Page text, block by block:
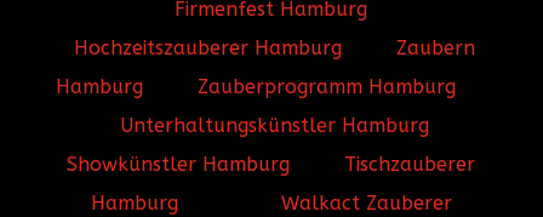
Firmenfest Hamburg
Hochzeitszauberer Hamburg
Zaubern
Hamburg
Zauberprogramm Hamburg
Unterhaltungskünstler Hamburg
Showkünstler Hamburg
Tischzauberer
Hamburg
Walkact Zauberer